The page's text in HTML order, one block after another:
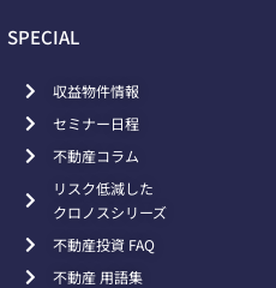
SPECIAL
収益物件情報
セミナー日程
不動産コラム
リスク低減した
クロノスシリーズ
不動産投資 FAQ
不動産 用語集